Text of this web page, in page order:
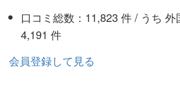
口コミ総数：11,823 件 / うち 外
4,191 件
会員登録して見る